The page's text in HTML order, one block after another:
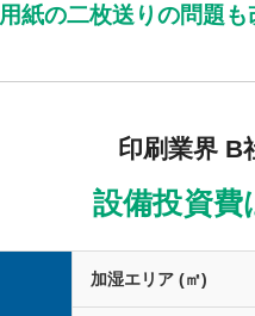
用紙の二枚送りの問題
印刷業界 B
設備投資費
加湿エリア (㎡)